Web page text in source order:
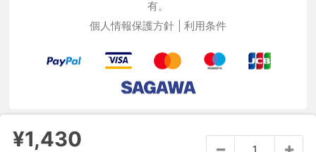
¥1,430
有。
個人情報保護方針
利用条件